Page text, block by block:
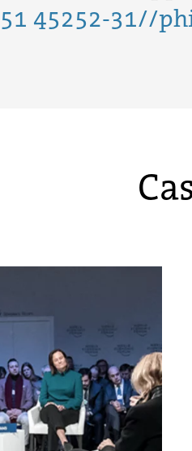
45252-31//